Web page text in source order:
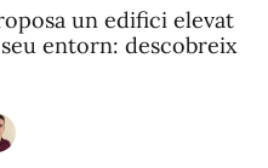
un edifici elevat
entorn: descobreix